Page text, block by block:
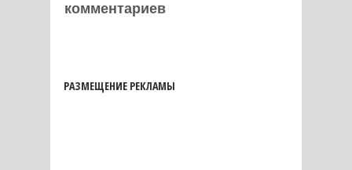
комментариев
РАЗМЕЩЕНИЕ РЕКЛАМЫ